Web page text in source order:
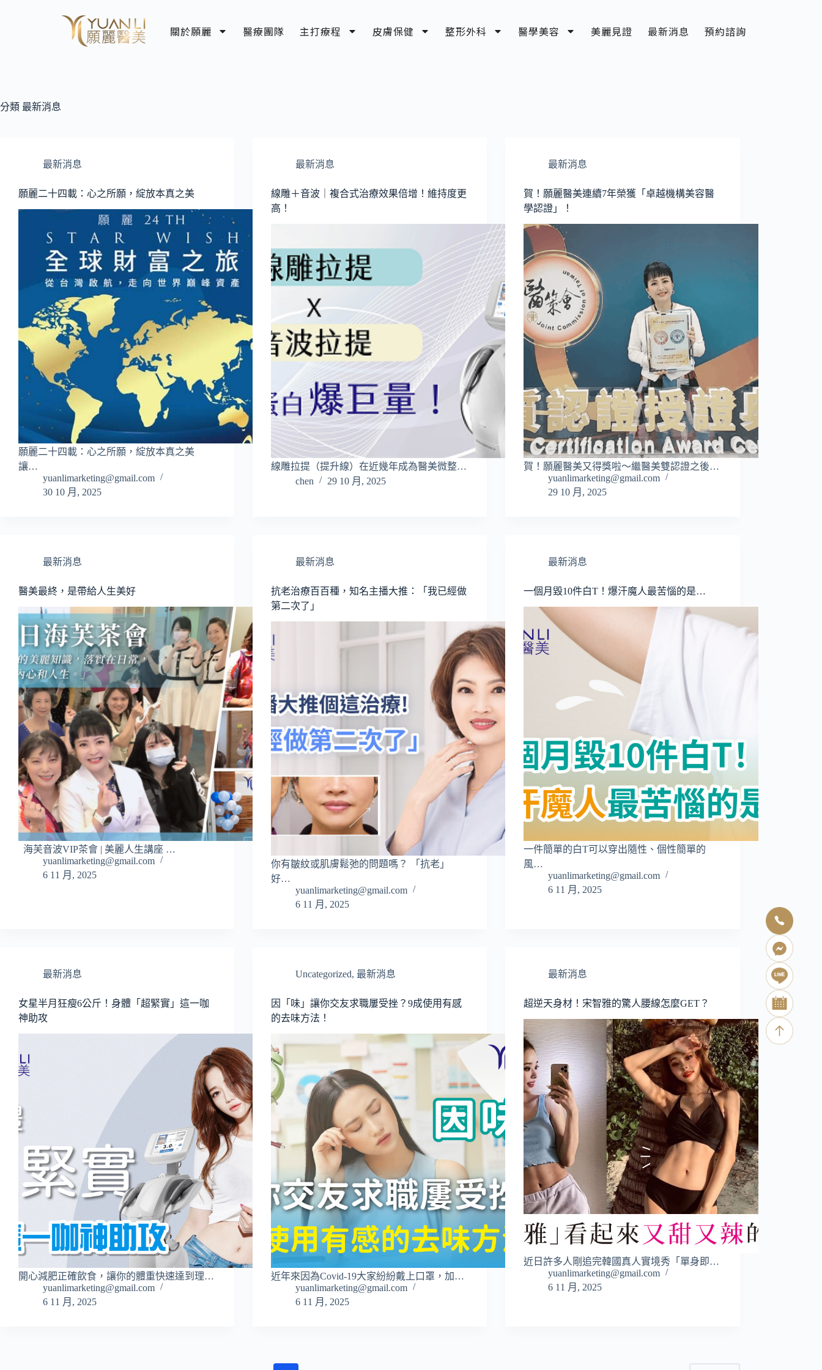
關於願麗 醫療團隊 主打療程 皮膚保健 整形外科 醫學美容 美麗見證 最新消息 預約諮詢
分類 最新消息
最新消息
願麗二十四載：心之所願，綻放本真之美
願麗二十四載：心之所願，綻放本真之美
讓…
yuanlimarketing@gmail.com
30 10 月, 2025
最新消息
線雕＋音波｜複合式治療效果倍增！維持度更
高！
線雕拉提（提升線）在近幾年成為醫美微整…
chen
29 10 月, 2025
最新消息
賀！願麗醫美連續7年榮獲「卓越機構美容醫
學認證」！
賀！願麗醫美又得獎啦～繼醫美雙認證之後…
yuanlimarketing@gmail.com
29 10 月, 2025
最新消息
醫美最終，是帶給人生美好
海芙音波VIP茶會 | 美麗人生講座 …
yuanlimarketing@gmail.com
6 11 月, 2025
最新消息
抗老治療百百種，知名主播大推：「我已經做
第二次了」
你有皺紋或肌膚鬆弛的問題嗎？ 「抗老」
好…
yuanlimarketing@gmail.com
6 11 月, 2025
最新消息
一個月毀10件白T！爆汗魔人最苦惱的是…
一件簡單的白T可以穿出隨性、個性簡單的
風…
yuanlimarketing@gmail.com
6 11 月, 2025
最新消息
女星半月狂瘦6公斤！身體「超緊實」這一咖
神助攻
開心減肥正確飲食，讓你的體重快速達到理…
yuanlimarketing@gmail.com
6 11 月, 2025
Uncategorized, 最新消息
因「味」讓你交友求職屢受挫？9成使用有感
的去味方法！
近年來因為Covid-19大家紛紛戴上口罩，加…
yuanlimarketing@gmail.com
6 11 月, 2025
最新消息
超逆天身材！宋智雅的驚人腰線怎麼GET？
近日許多人剛追完韓國真人實境秀「單身即…
yuanlimarketing@gmail.com
6 11 月, 2025